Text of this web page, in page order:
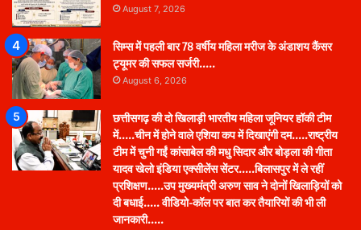
August 7, 2026
सिम्स में पहली बार 78 वर्षीय महिला मरीज के अंडाशय कैंसर
ट्यूमर की सफल सर्जरी…..
August 6, 2026
छत्तीसगढ़ की दो खिलाड़ी भारतीय महिला जूनियर हॉकी टीम
में…..चीन में होने वाले एशिया कप में दिखाएंगी दम…..राष्ट्रीय
टीम में चुनी गईं कांसाबेल की मधु सिदार और बोड़ला की गीता
यादव खेलो इंडिया एक्सीलेंस सेंटर…..बिलासपुर में ले रहीं
प्रशिक्षण…..उप मुख्यमंत्री अरुण साव ने दोनों खिलाड़ियों को
दी बधाई….. वीडियो-कॉल पर बात कर तैयारियों की भी ली
जानकारी…..